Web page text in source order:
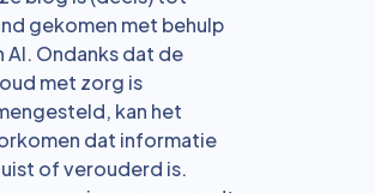
gekomen met behulp
AI. Ondanks dat de
met zorg is
kan het
dat informatie
of verouderd is.